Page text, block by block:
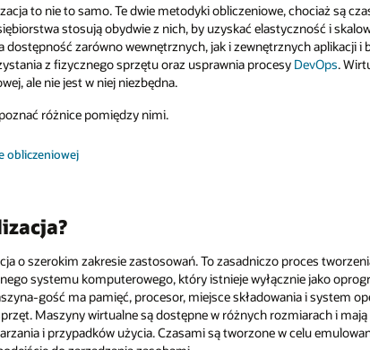
to nie to samo. Te dwie metodyki obliczeniowe, chociaż są
stosują obydwie z nich, by uzyskać elastyczność i
dostępność zarówno wewnętrznych, jak i zewnętrznych aplikacji i
z fizycznego sprzętu oraz usprawnia procesy DevOps.
ale nie jest w niej niezbędna.
różnice pomiędzy nimi.
obliczeniowej
o szerokim zakresie zastosowań. To zasadniczo proces
systemu komputerowego, który istnieje wyłącznie jako
gość ma pamięć, procesor, miejsce składowania i system
Maszyny wirtualne są dostępne w różnych rozmiarach i
i przypadków użycia. Czasami są tworzone w celu